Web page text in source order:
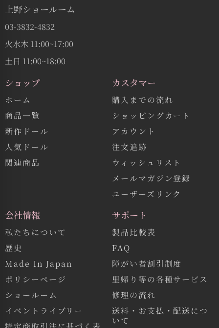
上野ショールーム
03-3832-4832
火水木 11:00~17:00
土日 11:00~18:00
ショップ
ホーム
商品一覧
新作ドール
人気ドール
関連商品
カスタマー
購入までの流れ
ショッピングカート
アカウント
注文追跡
ウィッシュリスト
メールマガジン登録
ユーザーズリンク
会社情報
私たちについて
歴史
Made In Japan
ポリシーページ
ショールーム
イベントライブリー
サポート
製品比較表
FAQ
障がい者割引制度
里帰り等の各種サービス
修理の流れ
送料・お支払・配送につ
いて